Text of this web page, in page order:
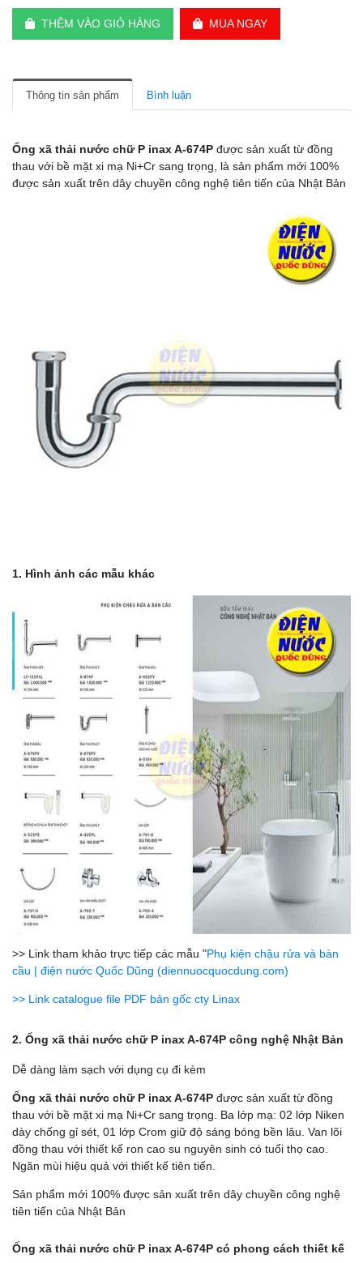
THÊM VÀO GIỎ HÀNG MUA NGAY
Thông tin sản phẩm Bình luận
Ống xã thải nước chữ P inax A-674P được sản xuất từ đồng
thau với bề mặt xi mạ Ni+Cr sang trọng, là sản phẩm mới 100%
được sản xuất trên dây chuyền công nghệ tiên tiến của Nhật Bản
1. Hình ảnh các mẫu khác
>> Link tham khảo trực tiếp các mẫu "Phụ kiện chậu rửa và bàn
cầu | điện nước Quốc Dũng (diennuocquocdung.com)
>> Link catalogue file PDF bản gốc cty Linax
2. Ống xã thải nước chữ P inax A-674P công nghệ Nhật Bản
Dễ dàng làm sạch với dụng cụ đi kèm
Ống xã thải nước chữ P inax A-674P được sản xuất từ đồng
thau với bề mặt xi mạ Ni+Cr sang trọng. Ba lớp mạ: 02 lớp Niken
dày chống gỉ sét, 01 lớp Crom giữ độ sáng bóng bền lâu. Van lõi
đồng thau với thiết kế ron cao su nguyên sinh có tuổi thọ cao.
Ngăn mùi hiệu quả với thiết kế tiên tiến.
Sản phẩm mới 100% được sản xuất trên dây chuyền công nghệ
tiên tiến của Nhật Bản
Ống xã thải nước chữ P inax A-674P có phong cách thiết kế